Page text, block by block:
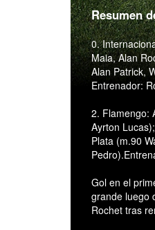
Resumen
0.
Maia, Alan
Alan Patrick,
Entrenador:
2. Flamengo:
Ayrton
Plata (m.90
Gol en el
grande luego
Rochet tras